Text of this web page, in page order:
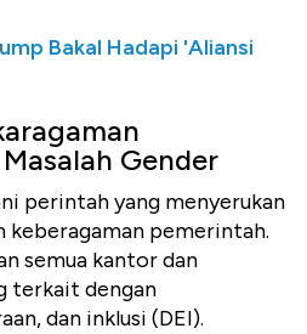
Bakal Hadapi 'Aliansi
Gender
perintah yang menyerukan
keberagaman pemerintah.
semua kantor dan
terkait dengan
dan inklusi (DEI).